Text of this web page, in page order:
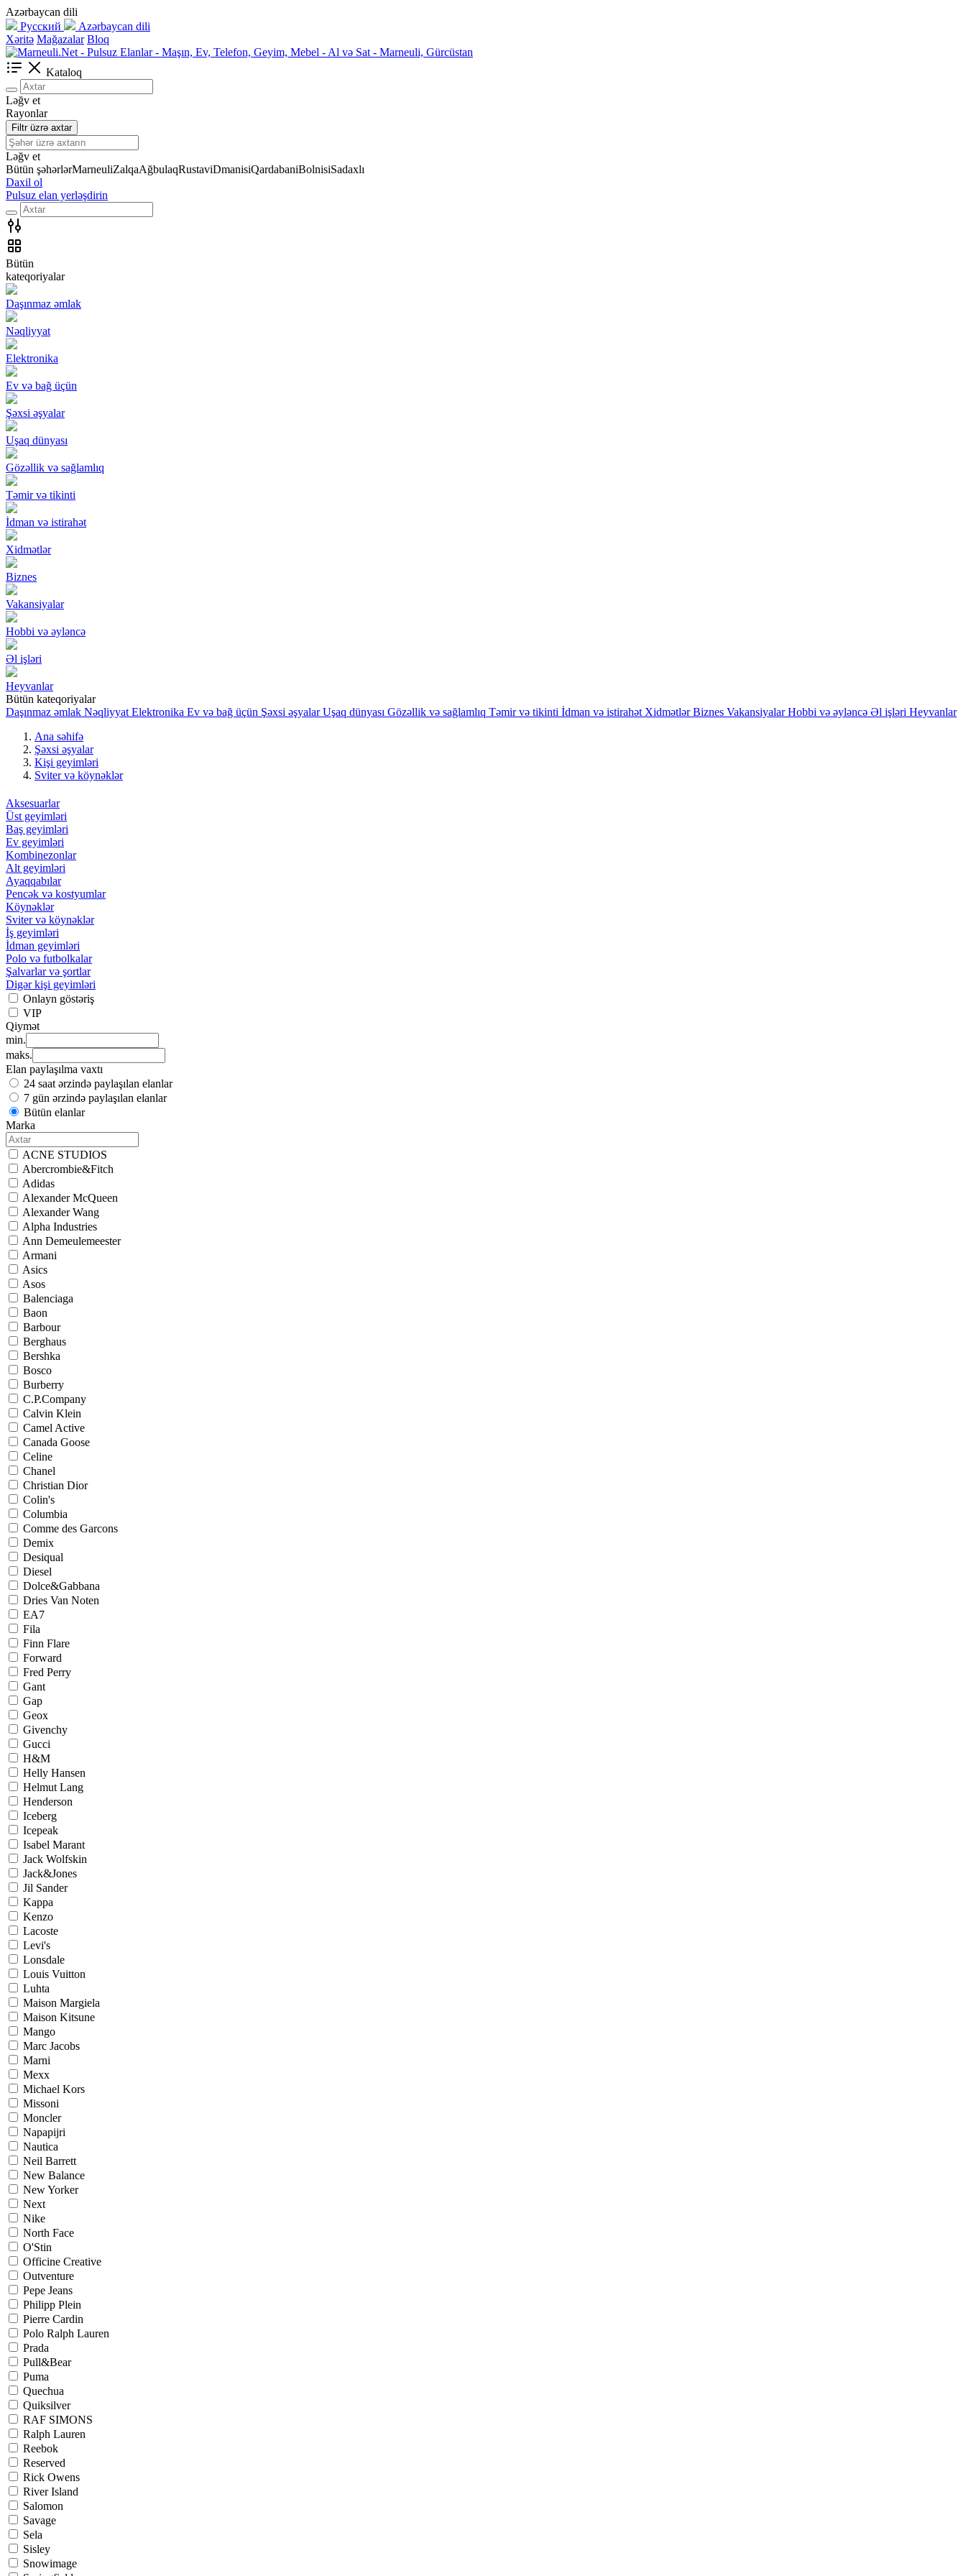
Azərbaycan dili
Русский
Azərbaycan dili
Xəritə Mağazalar Bloq
Kataloq
Ləğv et
Rayonlar
Filtr üzrə axtar
Ləğv et
Bütün şəhərlərMarneuliZalqaAğbulaqRustaviDmanisiQardabaniBolnisiSadaxlı
Daxil ol
Pulsuz elan yerləşdirin
Bütün
kateqoriyalar
Daşınmaz əmlak
Nəqliyyat
Elektronika
Ev və bağ üçün
Şəxsi əşyalar
Uşaq dünyası
Gözəllik və sağlamlıq
Təmir və tikinti
İdman və istirahət
Xidmətlər
Biznes
Vakansiyalar
Hobbi və əyləncə
Əl işləri
Heyvanlar
Bütün kateqoriyalar
Daşınmaz əmlak Nəqliyyat Elektronika Ev və bağ üçün Şəxsi əşyalar Uşaq dünyası Gözəllik və sağlamlıq Təmir və tikinti İdman və istirahət Xidmətlər Biznes Vakansiyalar Hobbi və əyləncə Əl işləri Heyvanlar
Ana səhifə
Şəxsi əşyalar
Kişi geyimləri
Sviter və köynəklər
Aksesuarlar
Üst geyimləri
Baş geyimləri
Ev geyimləri
Kombinezonlar
Alt geyimləri
Ayaqqabılar
Pencək və kostyumlar
Köynəklər
Sviter və köynəklər
İş geyimləri
İdman geyimləri
Polo və futbolkalar
Şalvarlar və şortlar
Digər kişi geyimləri
Onlayn göstəriş
VIP
Qiymət
min.
maks.
Elan paylaşılma vaxtı
24 saat ərzində paylaşılan elanlar
7 gün ərzində paylaşılan elanlar
Bütün elanlar
Marka
ACNE STUDIOS
Abercrombie&Fitch
Adidas
Alexander McQueen
Alexander Wang
Alpha Industries
Ann Demeulemeester
Armani
Asics
Asos
Balenciaga
Baon
Barbour
Berghaus
Bershka
Bosco
Burberry
C.P.Company
Calvin Klein
Camel Active
Canada Goose
Celine
Chanel
Christian Dior
Colin's
Columbia
Comme des Garcons
Demix
Desiqual
Diesel
Dolce&Gabbana
Dries Van Noten
EA7
Fila
Finn Flare
Forward
Fred Perry
Gant
Gap
Geox
Givenchy
Gucci
H&M
Helly Hansen
Helmut Lang
Henderson
Iceberg
Icepeak
Isabel Marant
Jack Wolfskin
Jack&Jones
Jil Sander
Kappa
Kenzo
Lacoste
Levi's
Lonsdale
Louis Vuitton
Luhta
Maison Margiela
Maison Kitsune
Mango
Marc Jacobs
Marni
Mexx
Michael Kors
Missoni
Moncler
Napapijri
Nautica
Neil Barrett
New Balance
New Yorker
Next
Nike
North Face
O'Stin
Officine Creative
Outventure
Pepe Jeans
Philipp Plein
Pierre Cardin
Polo Ralph Lauren
Prada
Pull&Bear
Puma
Quechua
Quiksilver
RAF SIMONS
Ralph Lauren
Reebok
Reserved
Rick Owens
River Island
Salomon
Savage
Sela
Sisley
Snowimage